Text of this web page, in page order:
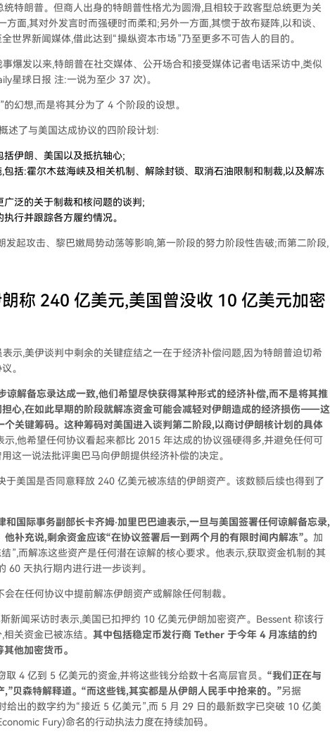
特朗普。但商人出身的特朗普性格尤为圆滑,且相较于政客型总统更为关
面,其对外发言时而强硬时而柔和;另外一方面,其惯于故布疑阵,以和谈、
世界新闻媒体,借此达到“操纵资本市场”乃至更多不可告人的目的。
爆发以来,特朗普在社交媒体、公开场合和接受媒体记者电话采访中,类似
星球日报 注:一说为至少 37 次)。
幻想,而是将其分为了 4 个阶段的设想。
述了与美国达成协议的四阶段计划:
伊朗、美国以及抵抗轴心;
括:霍尔木兹海峡及相关机制、解除封锁、取消石油限制和制裁,以及解冻
泛的关于制裁和核问题的谈判;
行并跟踪各方履约情况。
起攻击、黎巴嫩局势动荡等影响,第一阶段的努力阶段性告破;而第二阶段,
称 240 亿美元,美国曾没收 10 亿美元加密
示,美伊谈判中剩余的关键症结之一在于经济补偿问题,因为特朗普迫切希
。
谅解备忘录达成一致,他们希望尽快获得某种形式的经济补偿,而不是将其推
心,在如此早期的阶段就解冻资金可能会减轻对伊朗造成的经济损伤——这
关键筹码。这种筹码对美国进入谈判第二阶段,以商讨伊朗核计划的具体
示,他希望任何协议看起来都比 2015 年达成的协议强硬得多,并避免任何可
一说法批评奥巴马向伊朗提供经济补偿的决定。
美国是否同意释放 240 亿美元被冻结的伊朗资产。该数额后续也得到了
和国际事务副部长卡齐姆·加里巴巴迪表示,一旦与美国签署任何谅解备忘录,
补充说,剩余资金应该“在协议签署后一到两个月的有限时间内解冻”。 加
”,而解冻这些资产是任何潜在谅解的核心要求。他表示,获取资金机制的其
60 天执行期内进行进一步谈判。
在任何协议中提前解冻伊朗资产或解除任何制裁。
新闻采访时表示,美国已扣押约 10 亿美元伊朗加密资产。Bessent 称该行
关资金已被冻结。 其中包括稳定币发行商 Tether 于今年 4 月冻结的约
他加密货币。
4 亿到 5 亿美元的资金,并将这些钱分给数十名高层官员。 “我们正在与
贝森特解释道。“而这些钱,其实都是从伊朗人民手中抢来的。”另据
出的数字约为“接近 5 亿美元”,而 5 月 29 日的最新数字已突破 10 亿美
Fury)命名的行动执法力度在持续加码。